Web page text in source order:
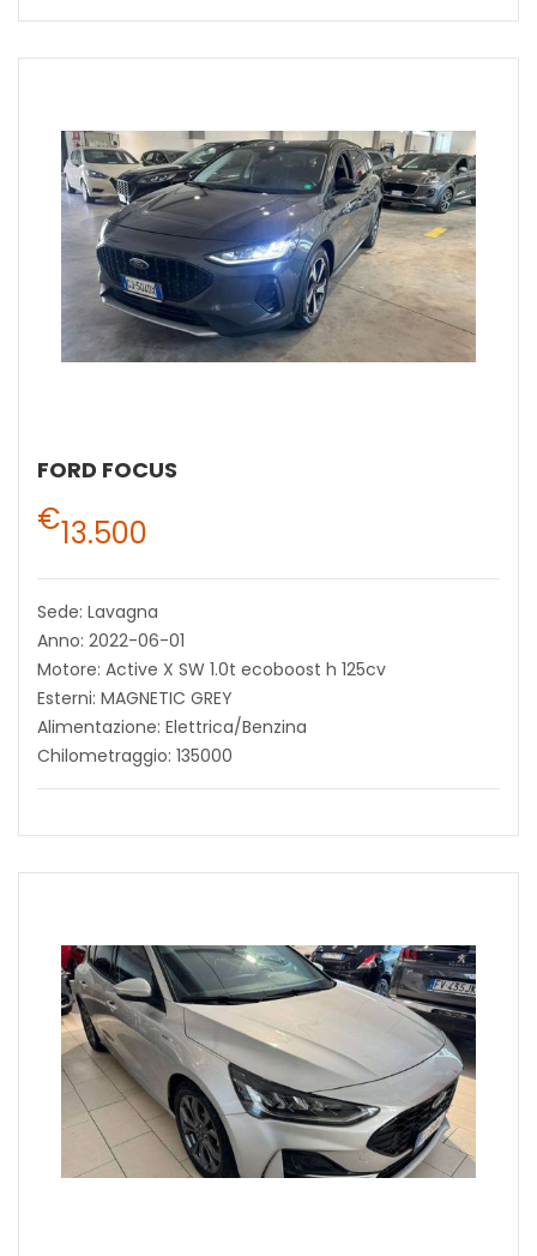
FORD FOCUS
€13.500
Sede: Lavagna
Anno: 2022-06-01
Motore: Active X SW 1.0t ecoboost h 125cv
Esterni: MAGNETIC GREY
Alimentazione: Elettrica/Benzina
Chilometraggio: 135000